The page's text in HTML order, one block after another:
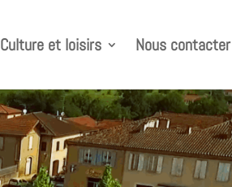
Culture et loisirs Nous contacter